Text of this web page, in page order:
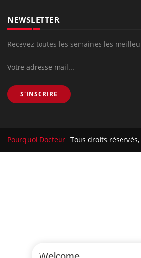
NEWSLETTER
Recevez toutes les semaines les
S'INSCRIRE
Pourquoi Docteur Tous droits réservés,
Welcome